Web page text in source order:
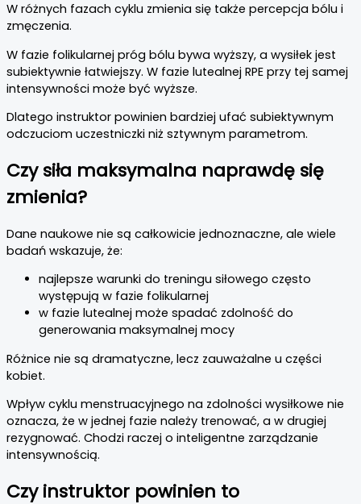
W różnych fazach cyklu zmienia się także percepcja bólu i
zmęczenia.
W fazie folikularnej próg bólu bywa wyższy, a wysiłek jest
subiektywnie łatwiejszy. W fazie lutealnej RPE przy tej samej
intensywności może być wyższe.
Dlatego instruktor powinien bardziej ufać subiektywnym
odczuciom uczestniczki niż sztywnym parametrom.
Czy siła maksymalna naprawdę się
zmienia?
Dane naukowe nie są całkowicie jednoznaczne, ale wiele
badań wskazuje, że:
najlepsze warunki do treningu siłowego często
występują w fazie folikularnej
w fazie lutealnej może spadać zdolność do
generowania maksymalnej mocy
Różnice nie są dramatyczne, lecz zauważalne u części
kobiet.
Wpływ cyklu menstruacyjnego na zdolności wysiłkowe nie
oznacza, że w jednej fazie należy trenować, a w drugiej
rezygnować. Chodzi raczej o inteligentne zarządzanie
intensywnością.
Czy instruktor powinien to